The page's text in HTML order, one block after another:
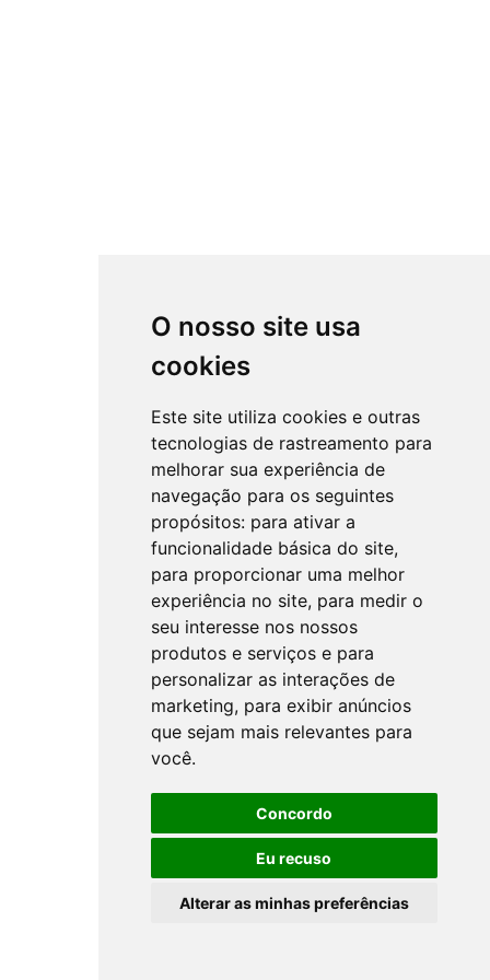
O nosso site usa
cookies
Este site utiliza cookies e outras
tecnologias de rastreamento para
melhorar sua experiência de
navegação para os seguintes
propósitos: para ativar a
funcionalidade básica do site,
para proporcionar uma melhor
experiência no site, para medir o
seu interesse nos nossos
produtos e serviços e para
personalizar as interações de
marketing, para exibir anúncios
que sejam mais relevantes para
você.
Concordo
Eu recuso
Alterar as minhas preferências